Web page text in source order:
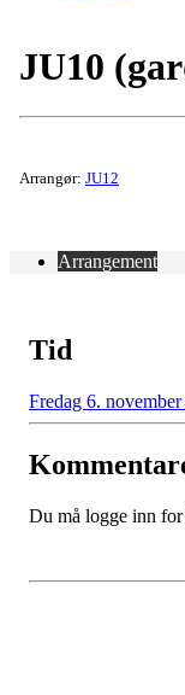
JU10
Arrangør: JU12
Arrangement
Tid
Fredag 6.
Du må logge inn for